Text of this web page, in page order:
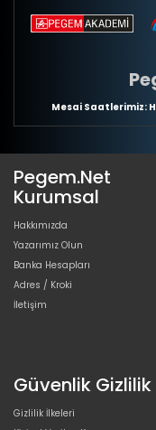
Mesai Saatlerimiz:
Pegem.Net
Kurumsal
Hakkımızda
Yazarımız Olun
Banka Hesapları
Adres / Kroki
İletişim
Güvenlik Gizlilik
Gizlilik İlkeleri